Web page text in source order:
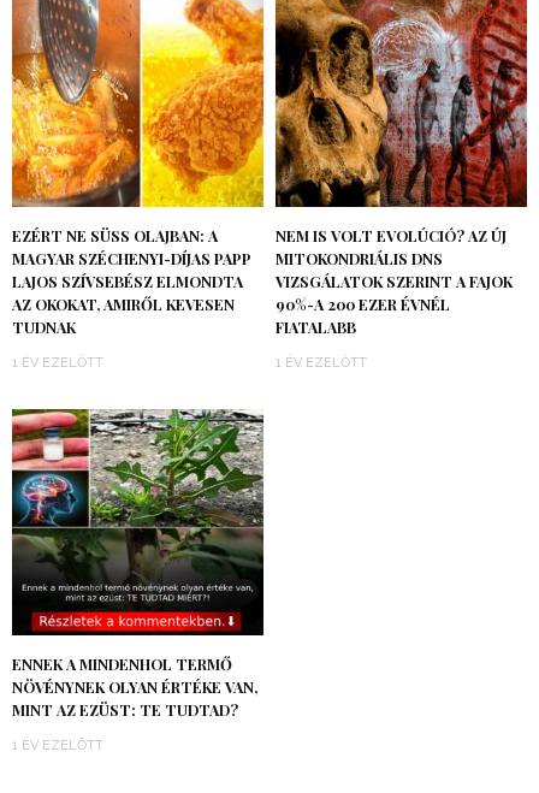
EZÉRT NE SÜSS OLAJBAN: A
MAGYAR SZÉCHENYI-DÍJAS PAPP
LAJOS SZÍVSEBÉSZ ELMONDTA
AZ OKOKAT, AMIRŐL KEVESEN
TUDNAK
1 ÉV EZELŐTT
NEM IS VOLT EVOLÚCIÓ? AZ ÚJ
MITOKONDRIÁLIS DNS
VIZSGÁLATOK SZERINT A FAJOK
90%-A 200 EZER ÉVNÉL
FIATALABB
1 ÉV EZELŐTT
ENNEK A MINDENHOL TERMŐ
NÖVÉNYNEK OLYAN ÉRTÉKE VAN,
MINT AZ EZÜST: TE TUDTAD?
1 ÉV EZELŐTT